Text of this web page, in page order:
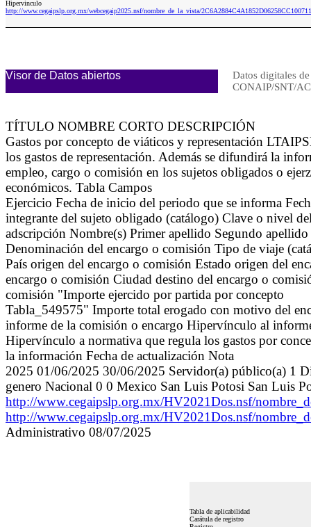
Hipervinculo
http://www.cegaipslp.org.mx/webcegaip2025.nsf/nombre_de_la_vista/
Visor de Datos abiertos
Datos digitales
CONAIP/SNT/
TÍTULO NOMBRE CORTO DESCRIPCIÓN
Gastos por concepto de viáticos y representación
los gastos de representación. Además se difundirá la
empleo, cargo o comisión en los sujetos obligados o
económicos. Tabla Campos
Ejercicio Fecha de inicio del periodo que se informa
integrante del sujeto obligado (catálogo) Clave o nivel
adscripción Nombre(s) Primer apellido Segundo
Denominación del encargo o comisión Tipo de viaje
País origen del encargo o comisión Estado origen del
encargo o comisión Ciudad destino del encargo o
comisión "Importe ejercido por partida por concepto
Tabla_549575" Importe total erogado con motivo del
informe de la comisión o encargo Hipervínculo al
Hipervínculo a normativa que regula los gastos por
la información Fecha de actualización Nota
2025 01/06/2025 30/06/2025 Servidor(a) público(a) 1
genero Nacional 0 0 Mexico San Luis Potosi San Luis
http://www.cegaipslp.org.mx/HV2021Dos.nsf/
http://www.cegaipslp.org.mx/HV2021Dos.nsf/
Administrativo 08/07/2025
Tabla de aplicabilidad
Carátula de registro